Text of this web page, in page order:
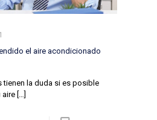
el aire acondicionado
tienen la duda si es posible
aire[…]